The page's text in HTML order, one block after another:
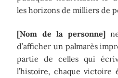
les horizons de milliers de
[Nom de la personne]ne
d’afficher un palmarès
partie de celles qui
l’histoire, chaque victoire